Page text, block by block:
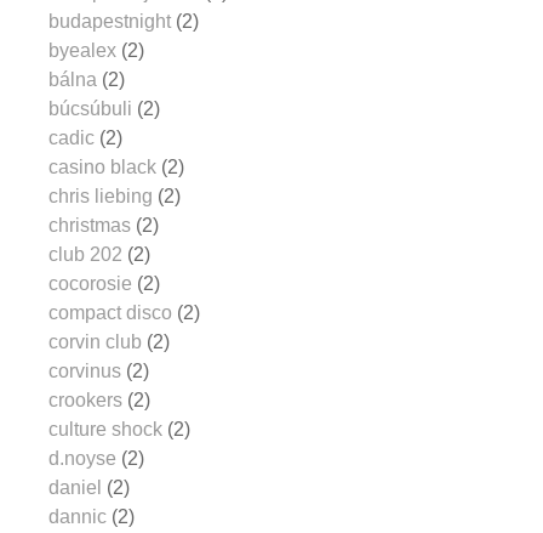
budapestnight (2)
byealex (2)
bálna (2)
búcsúbuli (2)
cadic (2)
casino black (2)
chris liebing (2)
christmas (2)
club 202 (2)
cocorosie (2)
compact disco (2)
corvin club (2)
corvinus (2)
crookers (2)
culture shock (2)
d.noyse (2)
daniel (2)
dannic (2)